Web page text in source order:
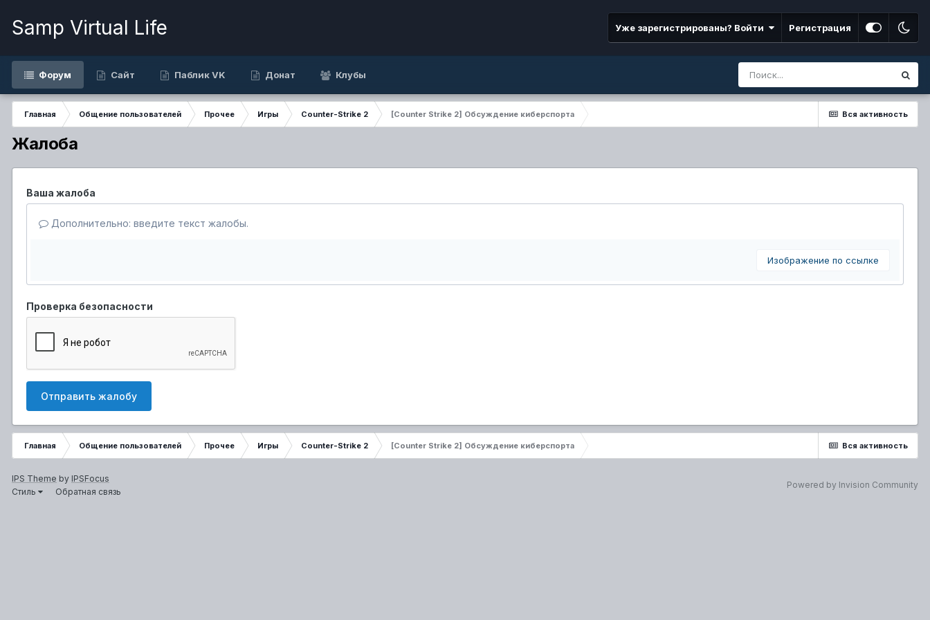
Samp Virtual Life Уже зарегистрированы? Войти Регистрация
Форум Сайт Паблик VK Донат Клубы
Вся активность
Главная Общение пользователей Прочее Игры Counter-Strike 2 [Counter Strike 2] Обсуждение киберспорта
Жалоба
Ваша жалоба
Дополнительно: введите текст жалобы.
Изображение по ссылке
Проверка безопасности
Отправить жалобу
Вся активность
Главная Общение пользователей Прочее Игры Counter-Strike 2 [Counter Strike 2] Обсуждение киберспорта
IPS Theme by IPSFocus
Стиль
Обратная связь
Powered by Invision Community